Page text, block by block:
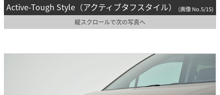
Active-Tough Style（アクティブタフスタイル） (画像 No.5/15)
縦スクロールで次の写真へ